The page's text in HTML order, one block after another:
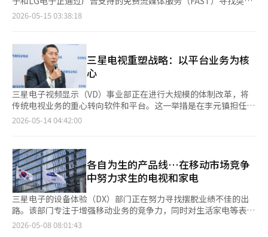
定制内容服务。商业显示的平均销售价格（ASP）高于普通消费者
电视，并且可以期待维护和管理服务的收入，因此盈利能力较高。
种游戏功能，强烈推荐给重视色彩和性能的消费者。” 针对超高
端电视市场，三星电子持续扩大微型LED产品线。去年，三星首次
英寸共六种型号，大幅拓宽了消费者的选择范围。 特别是今年的
新款‘R95H’型号，搭载了人工智能（AI）处理器‘微型RGB AI
Pro’，能够实时分析每个场景并分类色调，提供生动的画质。该
电视还支持针对不同场景精确调整色彩和对比度的‘微型RGB色彩
增强Pro’和‘微型RGB HDR Pro’功能，确保在各种亮度场景下
都能实现清晰的色彩表现。※ 本报道经人工智能（AI）系统翻译与
编辑。
口。曾是全球家电市场主角的K-TV，正在从单纯的制造商转型为
提供内容，还要通过提升平台内的内容广告，建立新的盈利模式。
此外，三星还积极推进将其自有智能电视操作系统
（OS）‘Tizen’搭载到中国等外部电视制造商的‘外部销售’战
略，以扩展平台生态。LG电子同样在加速从硬件中心向服务中心
的转型。LG电子在服务启动十年后，对其自有FAST服务‘LG频
道’进行了品牌重塑，开始了升级工作。特别是在北美之外，LG
正在向欧洲和中东等全球市场扩展。为了攻克中东等多语言国家，
LG提供用户可以选择自己想要的语言观看内容的‘多音轨’功
能电视，用户无需支付额外的注册费或订阅费，即可在观看广告的
条件下免费使用实时频道和点播视频（VOD）内容的服务。与需要
安装机顶盒并每月支付费用的传统IPTV和有线电视不同，用户只
需具备互联网环境和智能电视即可立即观看。这也与需要每月支付
固定订阅费的Netflix等在线视频服务（OTT）形成了鲜明对比。
最近，随着包括Netflix在内的全球OTT平台纷纷提高订阅
费，‘流媒体通胀’现象愈演愈烈，FAST作为强有力的替代方案
逐渐浮出水面。消费者开始感受到订阅费的负担，‘观看广告即可
2026-05-15 03:38:18
三星电视重塑战略：以平台业务为核
心
三星电子视频显示（VD）事业部正在进行大规模的体制改革，将
传统电视业务的重心转向软件和平台。这一举措是在李元镇担任电
视业务新负责人约一周后实施的，旨在超越“连续20年全球电视市
台广告收益的“平台服务业务战略任务组（TF）”，并亲自担任
组长。该计划以三星电视的代表性广告支持的免费流媒体服务“三
星电视Plus”为核心，构建在设备销售后仍能持续创造收益的结
构。自2015年起，三星电视Plus提供无需单独注册或额外设备即
可立即观看电视的服务。今年初，该服务在推出11年后首次突破全
球月活跃用户（MAU）1亿。目前，该服务在30个国家提供4300个
频道和超过7万6000部点播视频（VOD）。李元镇的母公司组织，
即负责现有FAST业务的“电视Plus集团”，将专注于将自有操作
2026-05-14 04:42:00
各自为生的产品线…在移动市场竞争
中努力求生的电视和家电
三星电子的设备体验（DX）部门正在努力寻找摆脱业绩不佳的出
路。该部门专注于增强移动业务的竞争力，同时对生活家电等表现
不佳的领域进行部分整顿，实施“选择与集中”。据业内消息，三
2026-05-08 08:01:43